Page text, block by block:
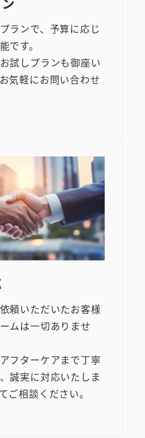
ランで、予算に応じ
です。
試しプランも御座い
気軽にお問い合わせ
頼いただいたお客様
ムは一切ありませ
フターケアまで丁寧
誠実に対応いたしま
ご相談ください。